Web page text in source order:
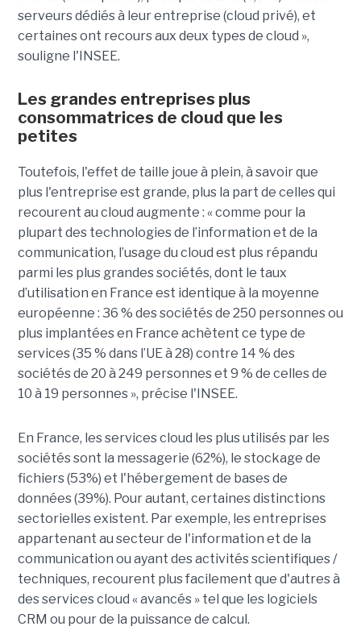
serveurs dédiés à leur entreprise (cloud privé), et
certaines ont recours aux deux types de cloud »,
souligne l'INSEE.
Les grandes entreprises plus
consommatrices de cloud que les
petites
Toutefois, l'effet de taille joue à plein, à savoir que
plus l'entreprise est grande, plus la part de celles qui
recourent au cloud augmente : « comme pour la
plupart des technologies de l’information et de la
communication, l’usage du cloud est plus répandu
parmi les plus grandes sociétés, dont le taux
d’utilisation en France est identique à la moyenne
européenne : 36 % des sociétés de 250 personnes ou
plus implantées en France achètent ce type de
services (35 % dans l’UE à 28) contre 14 % des
sociétés de 20 à 249 personnes et 9 % de celles de
10 à 19 personnes », précise l'INSEE.
En France, les services cloud les plus utilisés par les
sociétés sont la messagerie (62%), le stockage de
fichiers (53%) et l'hébergement de bases de
données (39%). Pour autant, certaines distinctions
sectorielles existent. Par exemple, les entreprises
appartenant au secteur de l'information et de la
communication ou ayant des activités scientifiques /
techniques, recourent plus facilement que d'autres à
des services cloud « avancés » tel que les logiciels
CRM ou pour de la puissance de calcul.